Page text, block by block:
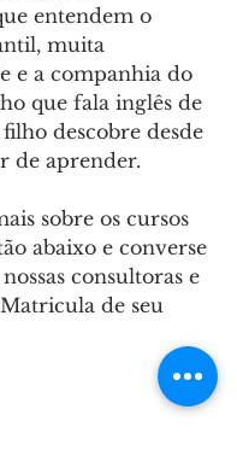
entendem o
muita
e a companhia do
que fala inglês de
descobre desde
de aprender.
sobre os cursos
abaixo e converse
consultoras e
de seu